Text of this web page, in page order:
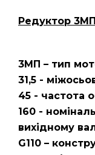
Редуктор 3МП
3МП – тип
31,5 -
45 - частота
160 -
вихідному
G110 –